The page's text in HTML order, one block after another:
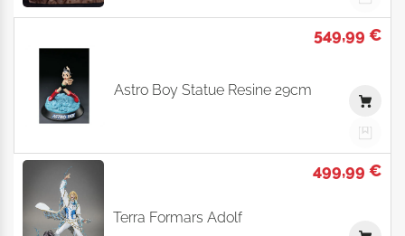
549,99 €
Astro Boy Statue Resine 29cm
499,99 €
Terra Formars Adolf